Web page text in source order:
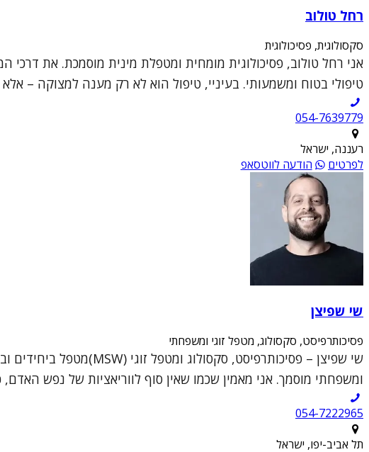
רחל טולוב
סקסולוגית, פסיכולוגית
אני רחל טולוב, פסיכולוגית מומחית ומטפלת מינית מוסמכת. את דרכי
טיפולי בטוח ומשמעותי. בעיניי, טיפול הוא לא רק מענה למצוקה –
054-7639779
רעננה, ישראל
לפרטים
הודעה לווטסאפ
שי שפיצן
פסיכותרפיסט, סקסולוג, מטפל זוגי ומשפחתי
ומשפחתי מוסמך. אני מאמין שכמו שאין סוף לווריאציות של נפש
054-7222965
תל אביב-יפו, ישראל